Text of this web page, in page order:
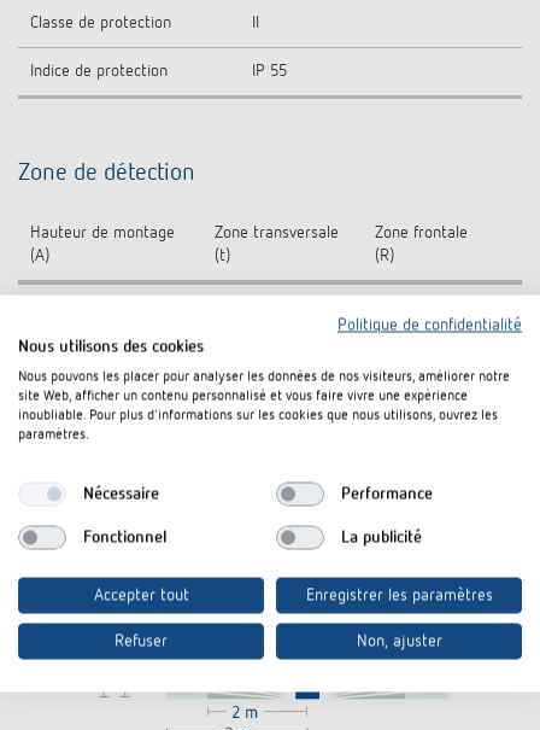
Classe de protection
Indice de protection IP 55
Zone de détection
Hauteur de montage
(A)
Zone transversale
(t)
Zone frontale
(R)
Politique de confidentialité
Nous utilisons des cookies
Nous pouvons les placer pour analyser les données de nos visiteurs, améliorer notre
site Web, afficher un contenu personnalisé et vous faire vivre une expérience
inoubliable. Pour plus d'informations sur les cookies que nous utilisons, ouvrez les
paramètres.
Nécessaire Performance
Fonctionnel La publicité
Accepter tout Enregistrer les paramètres
Refuser Non, ajuster